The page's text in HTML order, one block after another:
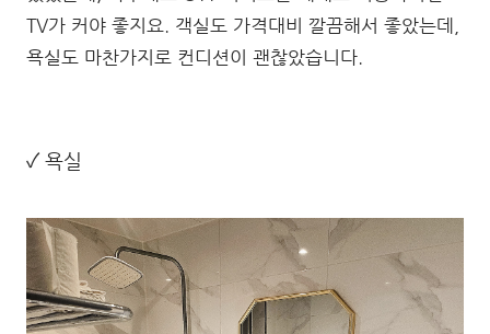
TV가 커야 좋지요. 객실도 가격대비 깔끔해서 좋았는데,
욕실도 마찬가지로 컨디션이 괜찮았습니다.
✓ 욕실